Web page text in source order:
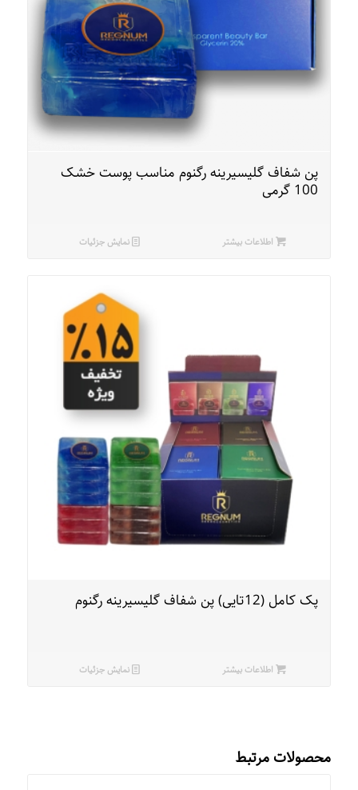
پن شفاف گلیسیرینه رگنوم مناسب پوست خشک
100 گرمی
اطلاعات بیشتر نمایش جزئیات
پک کامل (12تایی) پن شفاف گلیسیرینه رگنوم
اطلاعات بیشتر نمایش جزئیات
محصولات مرتبط